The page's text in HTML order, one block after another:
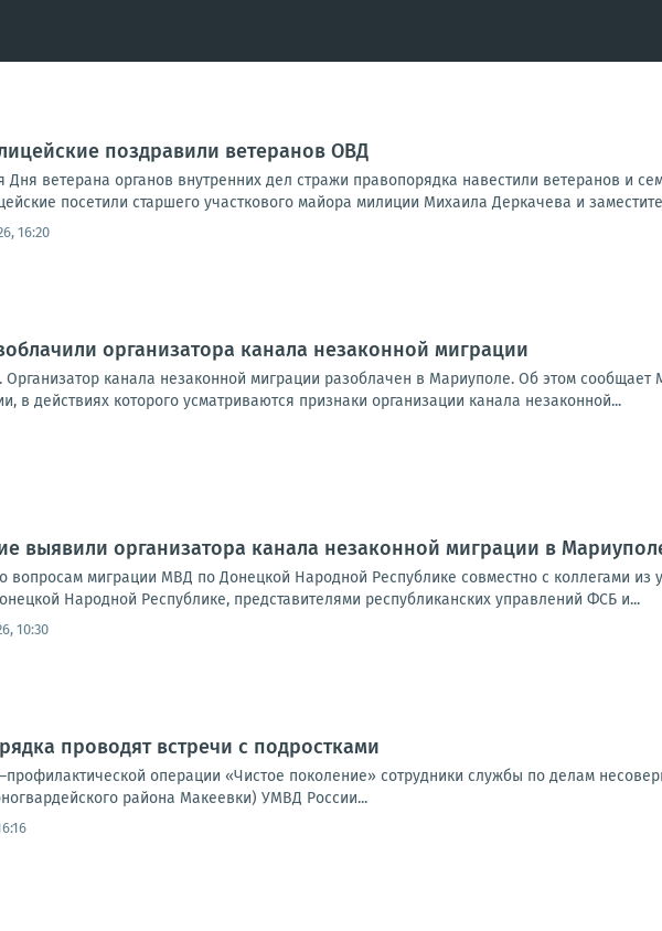
поздравили ветеранов ОВД
Дня ветерана органов внутренних дел стражи правопорядка навестили ветеранов и
посетили старшего участкового майора милиции Михаила Деркачева и
16:20
организатора канала незаконной миграции
канала незаконной миграции разоблачен в Мариуполе. Об этом
в действиях которого усматриваются признаки организации канала незаконной...
выявили организатора канала незаконной миграции в
вопросам миграции МВД по Донецкой Народной Республике совместно с коллегами из
Народной Республике, представителями республиканских управлений ФСБ и...
10:30
проводят встречи с подростками
операции «Чистое поколение» сотрудники службы по делам
района Макеевки) УМВД России...